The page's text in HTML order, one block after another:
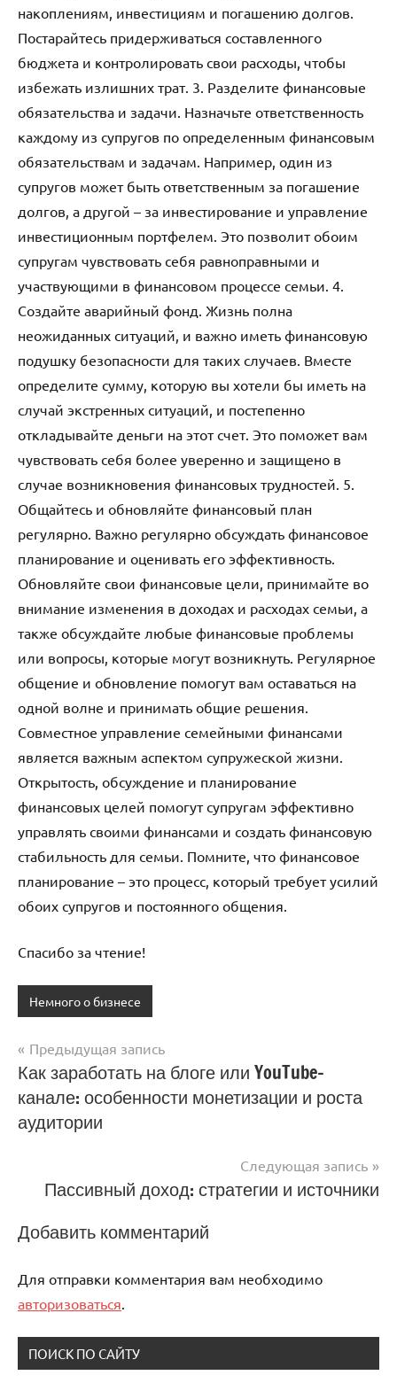
накоплениям, инвестициям и погашению долгов.
Постарайтесь придерживаться составленного
бюджета и контролировать свои расходы, чтобы
избежать излишних трат. 3. Разделите финансовые
обязательства и задачи. Назначьте ответственность
каждому из супругов по определенным финансовым
обязательствам и задачам. Например, один из
супругов может быть ответственным за погашение
долгов, а другой – за инвестирование и управление
инвестиционным портфелем. Это позволит обоим
супругам чувствовать себя равноправными и
участвующими в финансовом процессе семьи. 4.
Создайте аварийный фонд. Жизнь полна
неожиданных ситуаций, и важно иметь финансовую
подушку безопасности для таких случаев. Вместе
определите сумму, которую вы хотели бы иметь на
случай экстренных ситуаций, и постепенно
откладывайте деньги на этот счет. Это поможет вам
чувствовать себя более уверенно и защищено в
случае возникновения финансовых трудностей. 5.
Общайтесь и обновляйте финансовый план
регулярно. Важно регулярно обсуждать финансовое
планирование и оценивать его эффективность.
Обновляйте свои финансовые цели, принимайте во
внимание изменения в доходах и расходах семьи, а
также обсуждайте любые финансовые проблемы
или вопросы, которые могут возникнуть. Регулярное
общение и обновление помогут вам оставаться на
одной волне и принимать общие решения.
Совместное управление семейными финансами
является важным аспектом супружеской жизни.
Открытость, обсуждение и планирование
финансовых целей помогут супругам эффективно
управлять своими финансами и создать финансовую
стабильность для семьи. Помните, что финансовое
планирование – это процесс, который требует усилий
обоих супругов и постоянного общения.
Спасибо за чтение!
Немного о бизнесе
Навигация
по
записям
Предыдущая запись
Как заработать на блоге или YouTube-
канале: особенности монетизации и роста
аудитории
Следующая запись
Пассивный доход: стратегии и источники
Добавить комментарий
Для отправки комментария вам необходимо
авторизоваться.
ПОИСК ПО САЙТУ